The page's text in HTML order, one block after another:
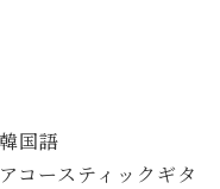
国語
ースティックギタ